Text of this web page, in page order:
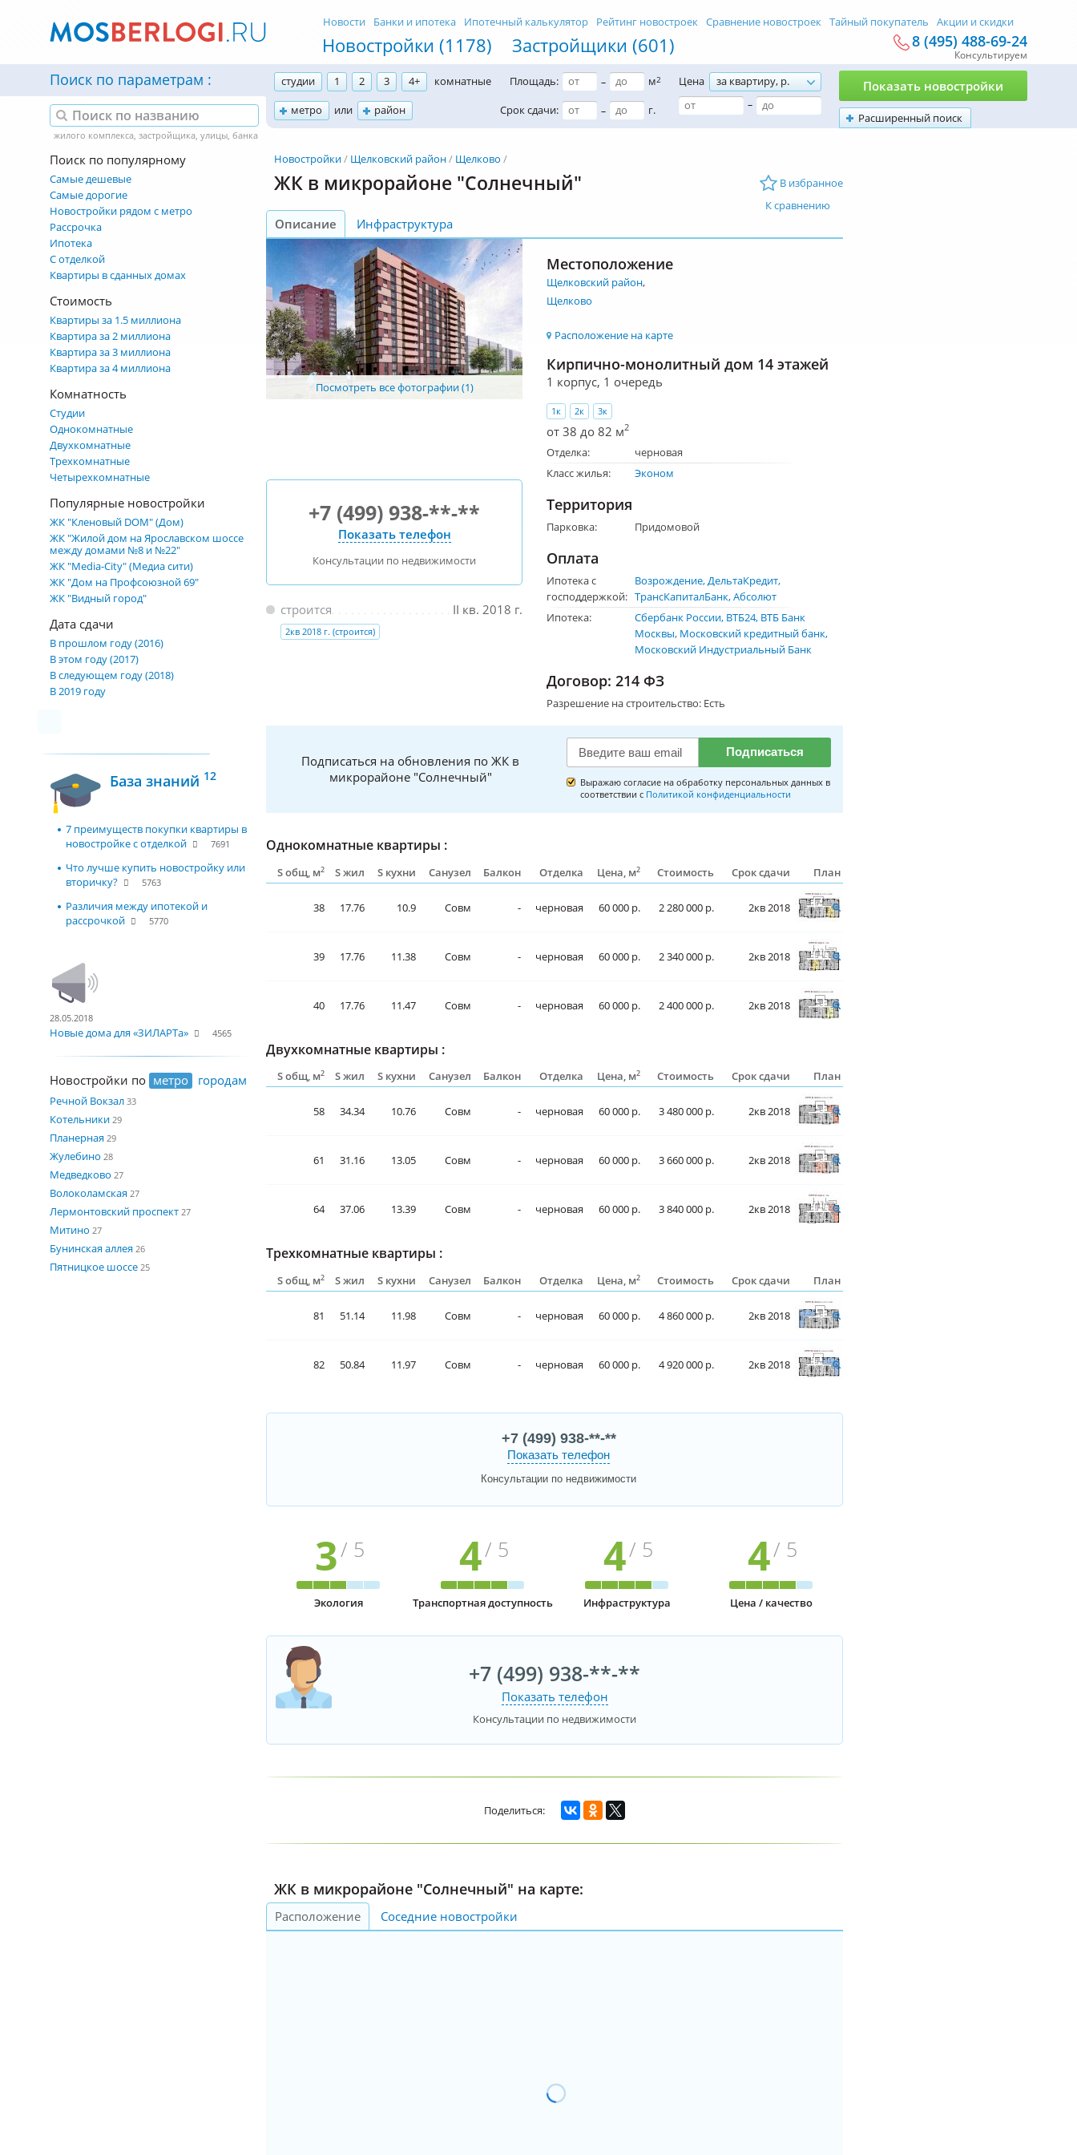
Новостройки (1178) Застройщики (601)
Новости Банки и ипотека Ипотечный калькулятор Рейтинг новостроек Сравнение новостроек Тайный покупатель Акции и скидки
8 (495) 488-69-24
Консультируем
Поиск по параметрам студии 1 2 3 4+
комнатные
метро
или район
Площадь: – м2
Срок сдачи: – г.
Цена
за квартиру, р.
–
Расширенный поиск
Показать новостройки
Поиск по популярному
Самые дешевые
Самые дорогие
Новостройки рядом с метро
Рассрочка
Ипотека
С отделкой
Квартиры в сданных домах
Стоимость
Квартиры за 1.5 миллиона
Квартира за 2 миллиона
Квартира за 3 миллиона
Квартира за 4 миллиона
Комнатность
Студии
Однокомнатные
Двухкомнатные
Трехкомнатные
Четырехкомнатные
Популярные новостройки
ЖК "Кленовый DOM" (Дом)
ЖК "Жилой дом на Ярославском шоссе
между домами №8 и №22"
ЖК "Media-City" (Медиа сити)
ЖК "Дом на Профсоюзной 69"
ЖК "Видный город"
Дата сдачи
В прошлом году (2016)
В этом году (2017)
В следующем году (2018)
В 2019 году
База знаний 12
7 преимуществ покупки квартиры в
новостройке с отделкой
7691
Что лучше купить новостройку или
вторичку?
5763
Различия между ипотекой и
рассрочкой
5770
28.05.2018
Новые дома для «ЗИЛАРТа» 4565
Новостройки по метро городам
Речной Вокзал 33
Котельники 29
Планерная 29
Жулебино 28
Медведково 27
Волоколамская 27
Лермонтовский проспект 27
Митино 27
Бунинская аллея 26
Пятницкое шоссе 25
Новостройки Щелковский район
Щелково
В избранное
К сравнению
ЖК в микрорайоне "Солнечный"
Описание Инфраструктура
Посмотреть все фотографии (1)
+7 (499) 938-**-**
Показать телефон
Консультации по недвижимости
II кв. 2018 г.
строится
2кв 2018 г. (строится)
Местоположение
Щелковский район,
Щелково
Расположение на карте
Кирпично-монолитный дом 14 этажей
1 корпус, 1 очередь
1к 2к 3к
от 38 до 82 м2
Отделка:
черновая
Класс жилья:
Эконом
Территория
Парковка: Придомовой
Оплата
Ипотека с
господдержкой:
Возрождение ДельтаКредит
ТрансКапиталБанк Абсолют
Ипотека:
Сбербанк России ВТБ24 ВТБ Банк
Москвы Московский кредитный банк
Московский Индустриальный Банк
Договор: 214 ФЗ
Разрешение на строительство: Есть
Подписаться на обновления по ЖК в
микрорайоне "Солнечный"
Подписаться
Выражаю согласие на обработку персональных данных в
соответствии с Политикой конфиденциальности
Однокомнатные квартиры :
S общ, м2 S жил S кухни Санузел Балкон Отделка Цена, м2 Стоимость Срок сдачи План
38 17.76 10.9 Совм - черновая 60 000 р. 2 280 000 р. 2кв 2018
39 17.76 11.38 Совм - черновая 60 000 р. 2 340 000 р. 2кв 2018
40 17.76 11.47 Совм - черновая 60 000 р. 2 400 000 р. 2кв 2018
Двухкомнатные квартиры :
S общ, м2 S жил S кухни Санузел Балкон Отделка Цена, м2 Стоимость Срок сдачи План
58 34.34 10.76 Совм - черновая 60 000 р. 3 480 000 р. 2кв 2018
61 31.16 13.05 Совм - черновая 60 000 р. 3 660 000 р. 2кв 2018
64 37.06 13.39 Совм - черновая 60 000 р. 3 840 000 р. 2кв 2018
Трехкомнатные квартиры :
S общ, м2 S жил S кухни Санузел Балкон Отделка Цена, м2 Стоимость Срок сдачи План
81 51.14 11.98 Совм - черновая 60 000 р. 4 860 000 р. 2кв 2018
82 50.84 11.97 Совм - черновая 60 000 р. 4 920 000 р. 2кв 2018
+7 (499) 938-**-**
Показать телефон
Консультации по недвижимости
3/ 5
Экология
4/ 5
Транспортная доступность
4/ 5
Инфраструктура
4/ 5
Цена / качество
+7 (499) 938-**-**
Показать телефон
Консультации по недвижимости
ЖК в микрорайоне "Солнечный" на карте:
Расположение Соседние новостройки